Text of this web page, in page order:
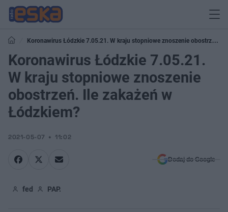
Koronawirus Łódzkie 7.05.21. W kraju stopniowe znoszenie obostrzeń.
Ile zakażeń w Łódzkiem?
Koronawirus Łódzkie 7.05.21.
W kraju stopniowe znoszenie
obostrzeń. Ile zakażeń w
Łódzkiem?
2021-05-07 11:02
Dodaj do Google
fed PAP.